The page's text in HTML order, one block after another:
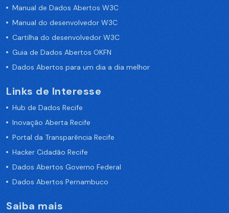
Manual de Dados Abertos W3C
Manual do desenvolvedor W3C
Cartilha do desenvolvedor W3C
Guia de Dados Abertos OKFN
Dados Abertos para um dia a dia melhor
Links de Interesse
Hub de Dados Recife
Inovação Aberta Recife
Portal da Transparência Recife
Hacker Cidadão Recife
Dados Abertos Governo Federal
Dados Abertos Pernambuco
Saiba mais